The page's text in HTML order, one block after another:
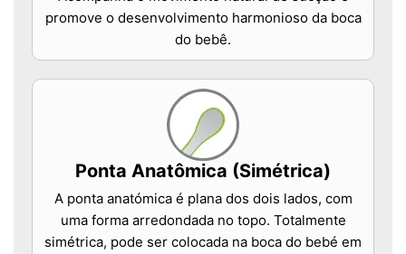
promove o desenvolvimento harmonioso da boca
do bebê.
Ponta Anatômica (Simétrica)
A ponta anatómica é plana dos dois lados, com
uma forma arredondada no topo. Totalmente
simétrica, pode ser colocada na boca do bebé em